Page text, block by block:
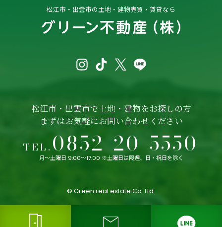
松江市・出雲市の土地・建物売買・賃貸なら
松江市・出雲市で土地・建物をお探しの方
まずはお気軽にお問い合わせください
TEL. 0852-20-5550
月〜土曜日 9:00〜17:00 ※土曜日は隔週、日・祝日を除く
© Green real estate Co. Ltd.